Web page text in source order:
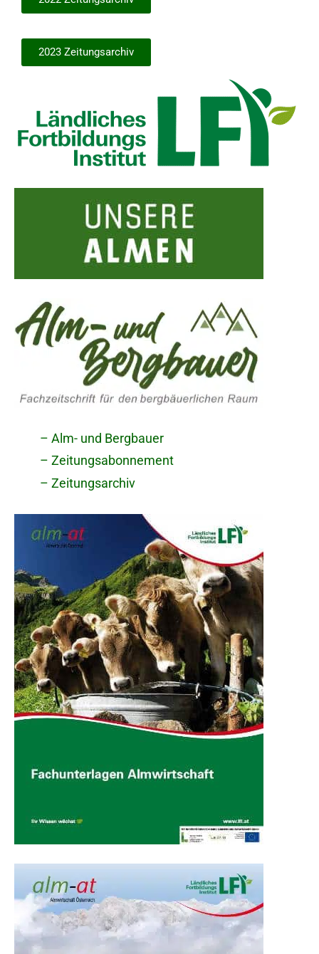
2023 Zeitungsarchiv
– Alm- und Bergbauer
– Zeitungsabonnement
– Zeitungsarchiv